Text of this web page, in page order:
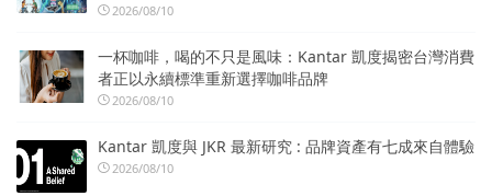
2026/08/10
一杯咖啡，喝的不只是風味：Kantar 凱度揭密台灣消費
者正以永續標準重新選擇咖啡品牌
2026/08/10
Kantar 凱度與 JKR 最新研究 : 品牌資產有七成來自體驗
2026/08/10